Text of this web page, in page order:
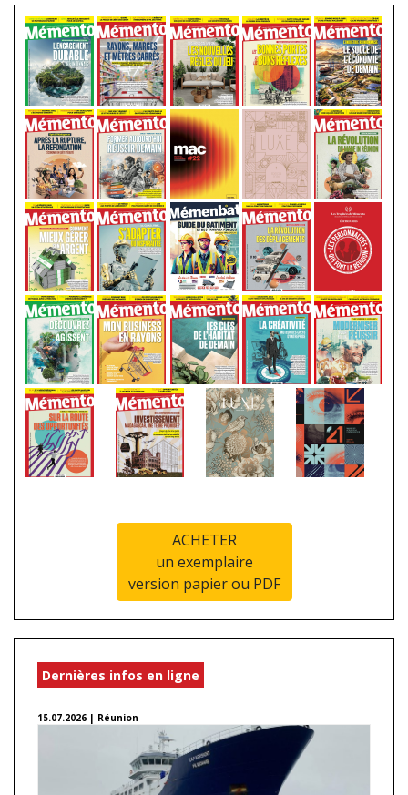
ACHETER
un exemplaire
version papier ou PDF
Dernières infos en ligne
15.07.2026 | Réunion